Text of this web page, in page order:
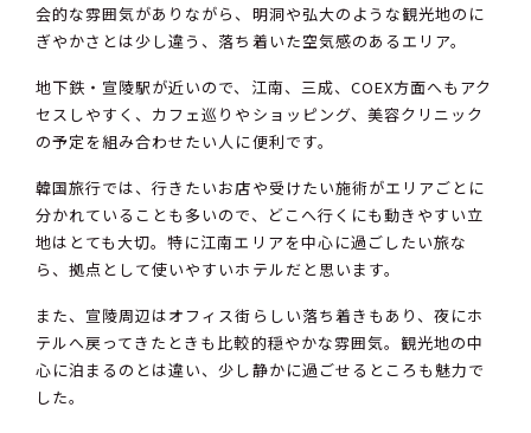
会的な雰囲気がありながら、明洞や弘大のような観光地のに
ぎやかさとは少し違う、落ち着いた空気感のあるエリア。
地下鉄・宣陵駅が近いので、江南、三成、COEX方面へもアク
セスしやすく、カフェ巡りやショッピング、美容クリニック
の予定を組み合わせたい人に便利です。
韓国旅行では、行きたいお店や受けたい施術がエリアごとに
分かれていることも多いので、どこへ行くにも動きやすい立
地はとても大切。特に江南エリアを中心に過ごしたい旅な
ら、拠点として使いやすいホテルだと思います。
また、宣陵周辺はオフィス街らしい落ち着きもあり、夜にホ
テルへ戻ってきたときも比較的穏やかな雰囲気。観光地の中
心に泊まるのとは違い、少し静かに過ごせるところも魅力で
した。